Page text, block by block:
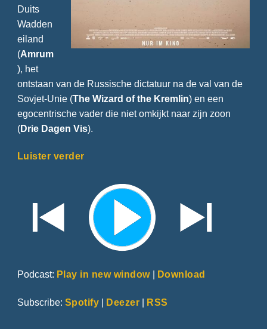
Duits
Wadden
eiland
(Amrum
), het
ontstaan van de Russische dictatuur na de val van de
Sovjet-Unie (The Wizard of the Kremlin) en een
egocentrische vader die niet omkijkt naar zijn zoon
(Drie Dagen Vis).
Luister verder
Podcast: Play in new window| Download
Subscribe: Spotify | Deezer | RSS